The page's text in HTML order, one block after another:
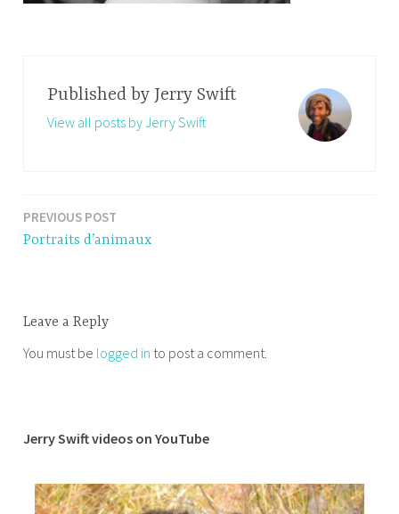
Published by Jerry Swift
View all posts by Jerry Swift
Post
PREVIOUS POST
Portraits d’animaux
Leave a Reply
You must be logged in to post a comment.
Jerry Swift videos on YouTube